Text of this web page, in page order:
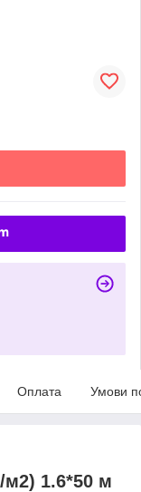
Оплата Умови
м2) 1.6*50 м